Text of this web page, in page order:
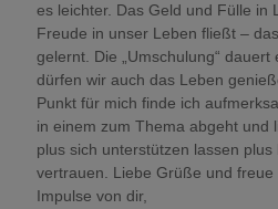
es leichter. Das Geld und Fülle in
Freude in unser Leben fließt –
gelernt. Die „Umschulung“
dürfen wir auch das Leben
Punkt für mich finde ich
in einem zum Thema abgeht und
plus sich unterstützen lassen
vertrauen. Liebe Grüße und freue
Impulse von dir,